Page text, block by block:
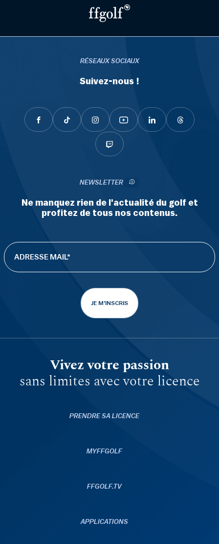
RÉSEAUX SOCIAUX
Suivez-nous !
NEWSLETTER
Ne manquez rien de l'actualité du golf et
profitez de tous nos contenus.
JE M'INSCRIS
Vivez votre passion
sans limites avec votre licence
PRENDRE SA LICENCE
MYFFGOLF
FFGOLF.TV
APPLICATIONS